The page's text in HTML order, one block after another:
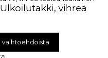
vihreä
vaihtoehdoista